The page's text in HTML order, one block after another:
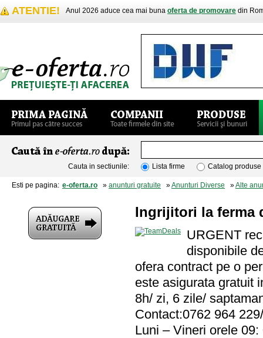
ATENTIE! Anul 2026 aduce cea mai buna oferta de promovare din
Cauta in sectiunile: Lista firme Catalog produse
Esti pe pagina: e-oferta.ro » anunturi gratuite »Anunturi Diverse »Alte
Ingrijitori la ferma
URGENT
disponibile
ofera contract pe o
este asigurata gratuit
8h/ zi, 6 zile/
Contact:0762 964
Luni – Vineri orele 09: